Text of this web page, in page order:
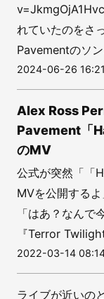
れていたのをさ
Pavementのソ
2024-06-26 16:21
Alex Ross
Pavement「
のMV
公式が突然「「
MVを公開する
「はあ？なんで
『Terror
2022-03-14
ライブが近いの